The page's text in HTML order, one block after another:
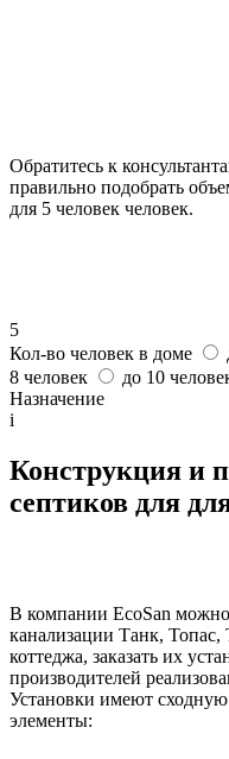
Обратитесь к
правильно подобрать
для 5 человек человек.
5
Кол-во человек в доме
8 человек
до 10
Назначение
i
Конструкция и
септиков для
В компании EcoSan
канализации Танк, Топас,
коттеджа, заказать их
производителей
Установки имеют
элементы: